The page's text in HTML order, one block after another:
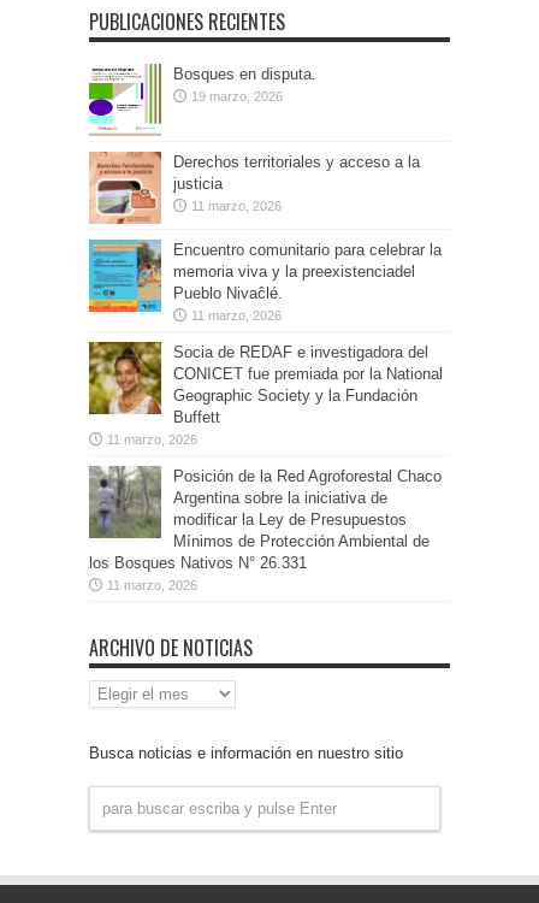
PUBLICACIONES RECIENTES
Bosques en disputa.
19 marzo, 2026
Derechos territoriales y acceso a la
justicia
11 marzo, 2026
Encuentro comunitario para celebrar la
memoria viva y la preexistenciadel
Pueblo Nivaĉlé.
11 marzo, 2026
Socia de REDAF e investigadora del
CONICET fue premiada por la National
Geographic Society y la Fundación
Buffett
11 marzo, 2026
Posición de la Red Agroforestal Chaco
Argentina sobre la iniciativa de
modificar la Ley de Presupuestos
Mínimos de Protección Ambiental de
los Bosques Nativos N° 26.331
11 marzo, 2026
ARCHIVO DE NOTICIAS
Archivo
de
Busca noticias e información en nuestro sitio